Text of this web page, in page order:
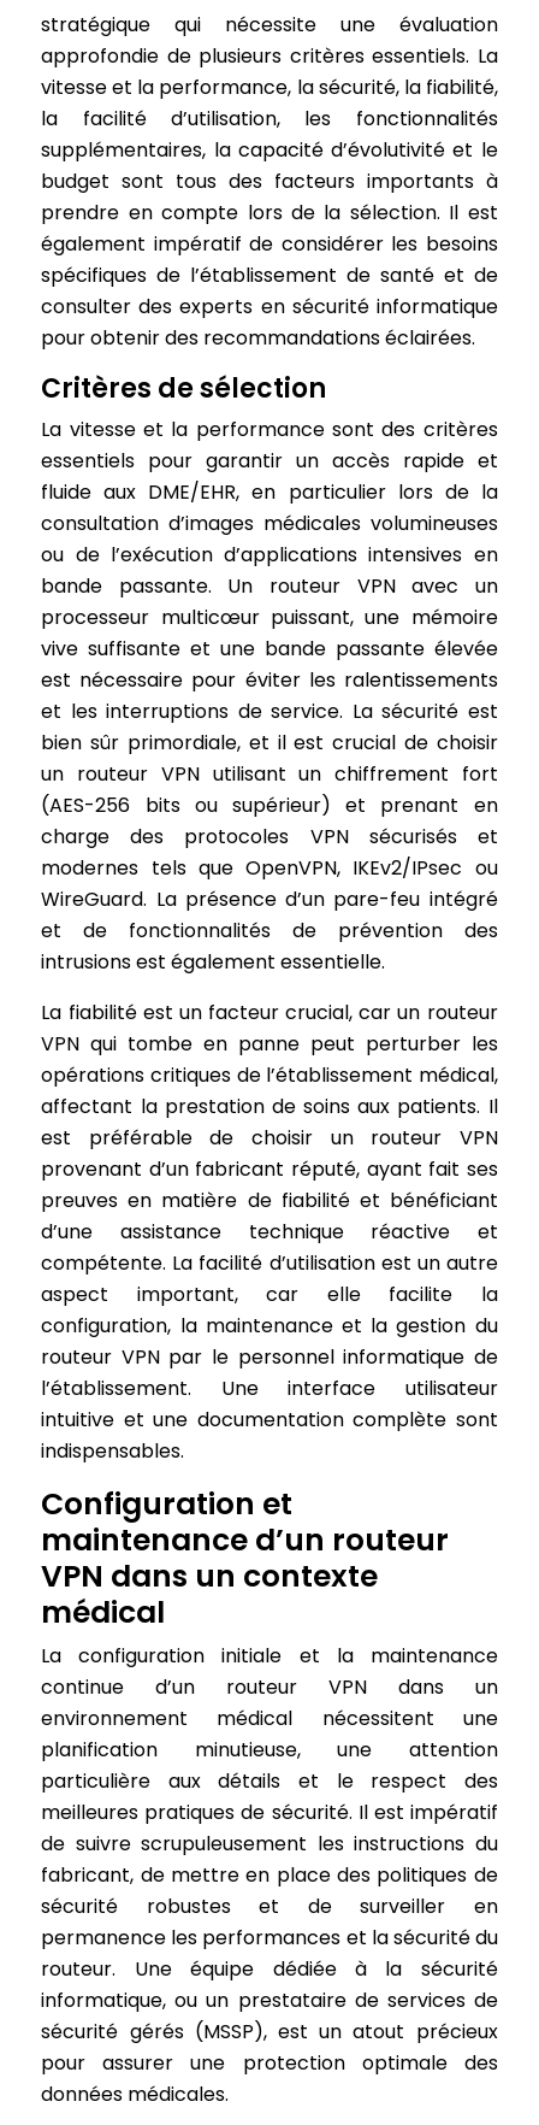
stratégique qui nécessite une évaluation
approfondie de plusieurs critères essentiels. La
vitesse et la performance, la sécurité, la fiabilité,
la facilité d’utilisation, les fonctionnalités
supplémentaires, la capacité d’évolutivité et le
budget sont tous des facteurs importants à
prendre en compte lors de la sélection. Il est
également impératif de considérer les besoins
spécifiques de l’établissement de santé et de
consulter des experts en sécurité informatique
pour obtenir des recommandations éclairées.
Critères de sélection
La vitesse et la performance sont des critères
essentiels pour garantir un accès rapide et
fluide aux DME/EHR, en particulier lors de la
consultation d’images médicales volumineuses
ou de l’exécution d’applications intensives en
bande passante. Un routeur VPN avec un
processeur multicœur puissant, une mémoire
vive suffisante et une bande passante élevée
est nécessaire pour éviter les ralentissements
et les interruptions de service. La sécurité est
bien sûr primordiale, et il est crucial de choisir
un routeur VPN utilisant un chiffrement fort
(AES-256 bits ou supérieur) et prenant en
charge des protocoles VPN sécurisés et
modernes tels que OpenVPN, IKEv2/IPsec ou
WireGuard. La présence d’un pare-feu intégré
et de fonctionnalités de prévention des
intrusions est également essentielle.
La fiabilité est un facteur crucial, car un routeur
VPN qui tombe en panne peut perturber les
opérations critiques de l’établissement médical,
affectant la prestation de soins aux patients. Il
est préférable de choisir un routeur VPN
provenant d’un fabricant réputé, ayant fait ses
preuves en matière de fiabilité et bénéficiant
d’une assistance technique réactive et
compétente. La facilité d’utilisation est un autre
aspect important, car elle facilite la
configuration, la maintenance et la gestion du
routeur VPN par le personnel informatique de
l’établissement. Une interface utilisateur
intuitive et une documentation complète sont
indispensables.
Configuration et
maintenance d’un routeur
VPN dans un contexte
médical
La configuration initiale et la maintenance
continue d’un routeur VPN dans un
environnement médical nécessitent une
planification minutieuse, une attention
particulière aux détails et le respect des
meilleures pratiques de sécurité. Il est impératif
de suivre scrupuleusement les instructions du
fabricant, de mettre en place des politiques de
sécurité robustes et de surveiller en
permanence les performances et la sécurité du
routeur. Une équipe dédiée à la sécurité
informatique, ou un prestataire de services de
sécurité gérés (MSSP), est un atout précieux
pour assurer une protection optimale des
données médicales.